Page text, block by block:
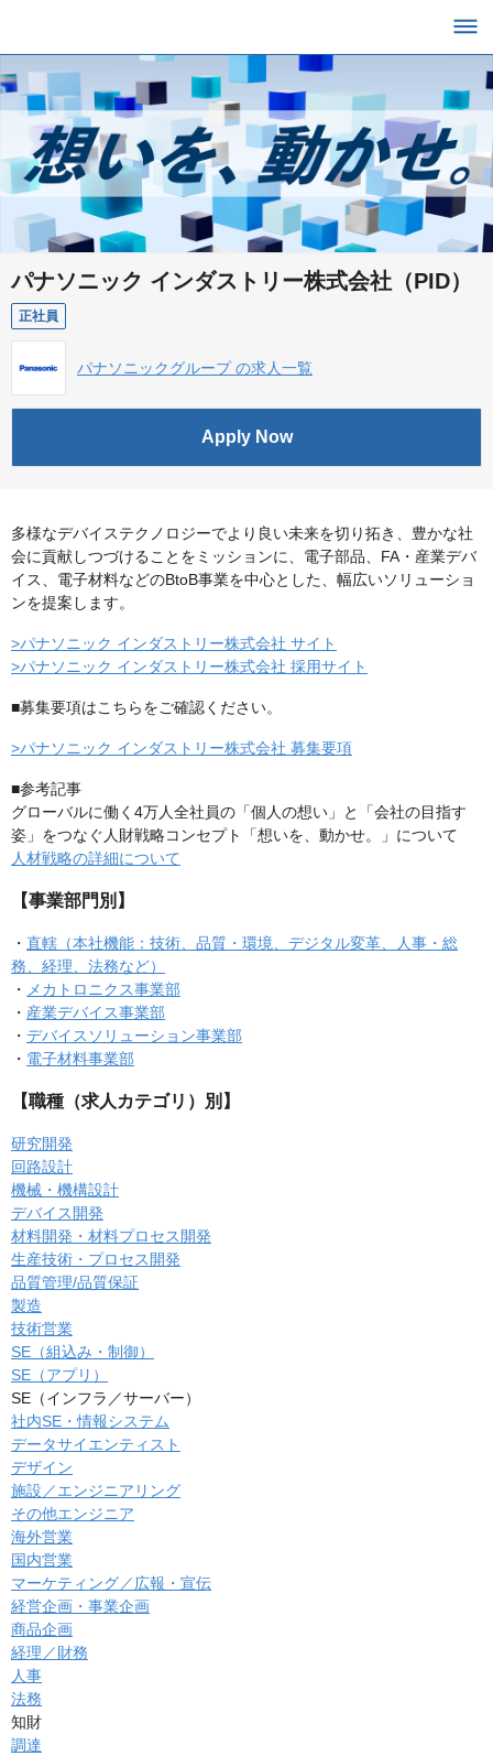
パナソニック インダストリー株式会社（PID）
正社員
パナソニックグループ の求人一覧
Apply Now
多様なデバイステクノロジーでより良い未来を切り拓き、豊かな社
会に貢献しつづけることをミッションに、電子部品、FA・産業デバ
イス、電子材料などのBtoB事業を中心とした、幅広いソリューショ
ンを提案します。
>パナソニック インダストリー株式会社 サイト
>パナソニック インダストリー株式会社 採用サイト
■募集要項はこちらをご確認ください。
>パナソニック インダストリー株式会社 募集要項
■参考記事
グローバルに働く4万人全社員の「個人の想い」と「会社の目指す
姿」をつなぐ人財戦略コンセプト「想いを、動かせ。」について
人材戦略の詳細について
【事業部門別】
・ 直轄（本社機能：技術、品質・環境、デジタル変革、人事・総
務、経理、法務など）
・ メカトロニクス事業部
・ 産業デバイス事業部
・ デバイスソリューション事業部
・ 電子材料事業部
【職種（求人カテゴリ）別】
研究開発
回路設計
機械・機構設計
デバイス開発
材料開発・材料プロセス開発
生産技術・プロセス開発
品質管理/品質保証
製造
技術営業
SE（組込み・制御）
SE（アプリ）
SE（インフラ／サーバー）
社内SE・情報システム
データサイエンティスト
デザイン
施設／エンジニアリング
その他エンジニア
海外営業
国内営業
マーケティング／広報・宣伝
経営企画・事業企画
商品企画
経理／財務
人事
法務
知財
調達